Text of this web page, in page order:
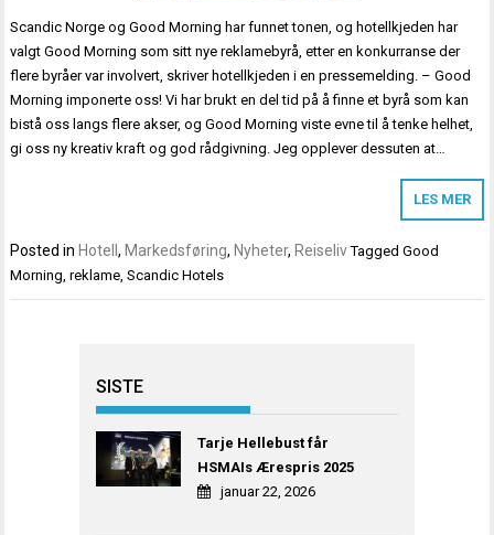
Scandic Norge og Good Morning har funnet tonen, og hotellkjeden har
valgt Good Morning som sitt nye reklamebyrå, etter en konkurranse der
flere byråer var involvert, skriver hotellkjeden i en pressemelding. – Good
Morning imponerte oss! Vi har brukt en del tid på å finne et byrå som kan
bistå oss langs flere akser, og Good Morning viste evne til å tenke helhet,
gi oss ny kreativ kraft og god rådgivning. Jeg opplever dessuten at…
LES MER
Posted in Hotell, Markedsføring, Nyheter, Reiseliv TaggedGood
Morning,reklame,Scandic Hotels
SISTE
Tarje Hellebust får
HSMAIs Ærespris 2025
januar 22, 2026